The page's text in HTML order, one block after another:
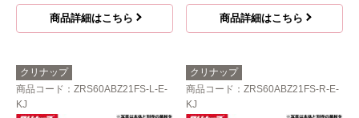
商品詳細はこちら 商品詳細はこちら
クリナップ
商品コード ：ZRS60ABZ21FS-L-E-
KJ
クリナップ
商品コード ：ZRS60ABZ21FS-R-E-
KJ